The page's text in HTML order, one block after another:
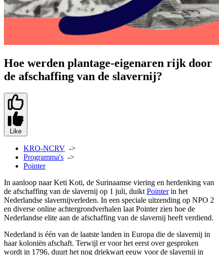
Hoe werden plantage-eigenaren rijk door
de afschaffing van de slavernij?
Like
KRO-NCRV ->
Programma's ->
Pointer
In aanloop naar Keti Koti, de Surinaamse viering en herdenking van
de afschaffing van de slavernij op 1 juli, duikt Pointerin het
Nederlandse slavernijverleden. In een speciale uitzending op NPO 2
en diverse online achtergrondverhalen laat Pointer zien hoe de
Nederlandse elite aan de afschaffing van de slavernij heeft verdiend.
Nederland is één van de laatste landen in Europa die de slavernij in
haar koloniën afschaft. Terwijl er voor het eerst over gesproken
wordt in 1796, duurt het nog driekwart eeuw voor de slavernij in